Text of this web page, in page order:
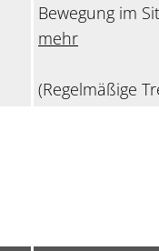
Bewegung im
mehr
(Regelmäßige